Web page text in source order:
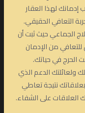
لهذا العقار
التعافي الحقيقي.
الجماعي حيث ثبت أن
من الإدمان
الحرج في حياتك.
ولعائلتك الدعم الذي
نتيجة تعاطي
العلاقات على الشفاء.